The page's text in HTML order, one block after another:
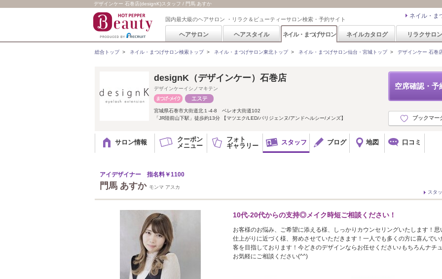
デザインケー 石巻店(designK)スタッフ / 門馬 あすか
国内最大級のヘアサロン ・リラク＆ビューティーサロン検索・予約サイト ネイル・ま
ヘアサロン ヘアスタイル ネイル・まつげサロン ネイルカタログ リラクサロン
総合トップ> ネイル・まつげサロン検索トップ> ネイル・まつげサロン東北トップ> ネイル・まつげサロン仙台・宮城トップ> デザインケー 石巻
空席確認・予
ブックマー
designK（デザインケー）石巻店
デザインケーイシノマキテン
宮城県石巻市大街道北１-4-8 ベレオ大街道102
「JR陸前山下駅」徒歩約13分 【マツエク/LED/パリジェンヌ/アンドヘルシー/メンズ】
サロン情報
クーポン
メニュー
フォト
ギャラリー
スタッフ ブログ 地図 口コミ
アイデザイナー 指名料￥1100
門馬 あすか モンマ アスカ
スタ
10代-20代からの支持◎メイク時短ご相談ください！
お客様のお悩み、ご希望に添える様、しっかりカウンセリングいたします！思
仕上がりに近づく様、努めさせていただきます！一人でも多くの方に喜んでい
客を目指しております！今どきのデザインならお任せください♪もちろんナチ
お気軽にご相談ください(^^)